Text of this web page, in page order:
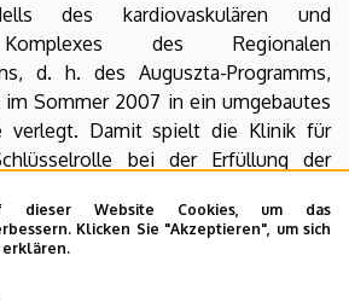
dieser Website Cookies, um das
Klicken Sie "Akzeptieren", um sich
erklären.
des kardiovaskulären und
des Regionalen
d. h. des Auguszta-Programms,
Sommer 2007 in ein umgebautes
verlegt. Damit spielt die Klinik für
bei der Erfüllung der
Tiefebene und Nordungarns im
Erkrankungen.